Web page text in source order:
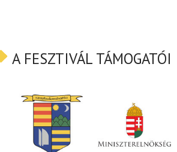
A FESZTIVÁL TÁMOGATÓI